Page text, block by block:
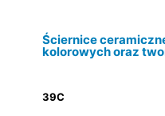
Ściernice
kolorowych oraz
39C